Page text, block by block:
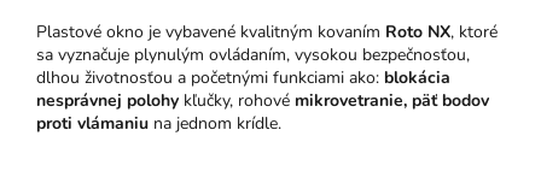
Plastové okno je vybavené kvalitným kovaním Roto NX, ktoré
sa vyznačuje plynulým ovládaním, vysokou bezpečnosťou,
dlhou životnosťou a početnými funkciami ako: blokácia
nesprávnej polohy kľučky, rohové mikrovetranie, päť bodov
proti vlámaniu na jednom krídle.